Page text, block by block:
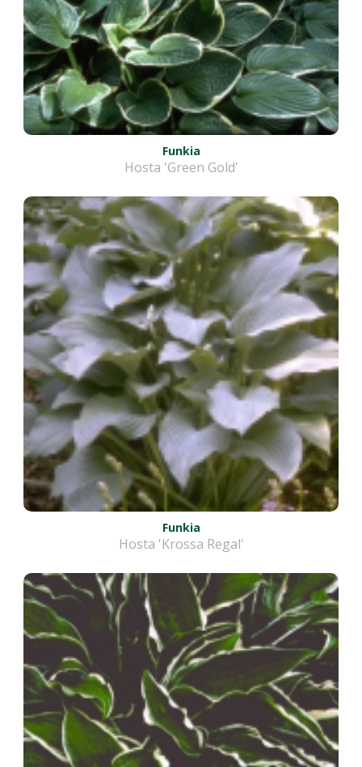
Funkia
Hosta 'Green Gold'
Funkia
Hosta 'Krossa Regal'